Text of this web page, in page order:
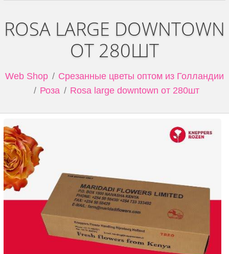
ROSA LARGE DOWNTOWN
ОТ 280ШТ
Web Shop
Срезанные цветы оптом из Голландии
Роза
Rosa large downtown от 280шт